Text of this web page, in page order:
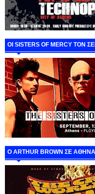
ΟΙ SISTERS OF MERCY ΤΟΝ
O ARTHUR BROWN ΣΕ